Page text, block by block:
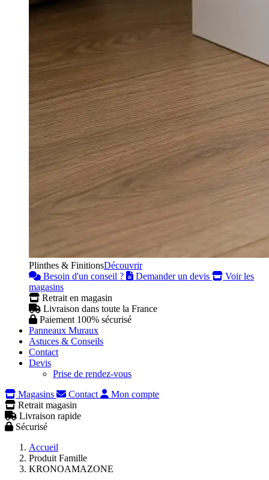
Plinthes & FinitionsDécouvrir
Besoin d'un conseil ?
Demander un devis
Voir les
magasins
Retrait en magasin
Livraison dans toute la France
Paiement 100% sécurisé
Panneaux Muraux
Astuces & Conseils
Contact
Devis
Prise de rendez-vous
Magasins
Contact
Mon compte
Retrait magasin
Livraison rapide
Sécurisé
Accueil
Produit Famille
KRONOAMAZONE